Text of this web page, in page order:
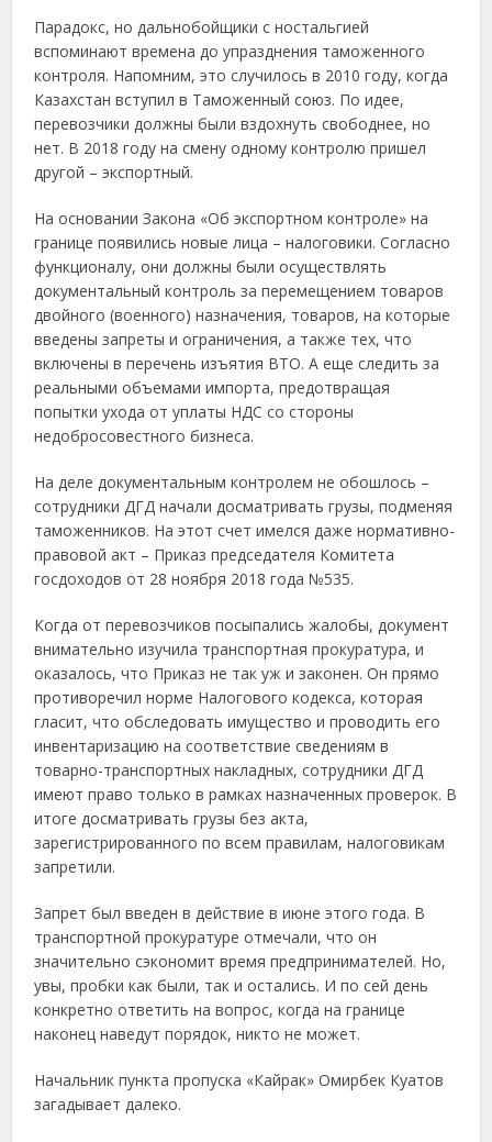
Парадокс, но дальнобойщики с ностальгией
вспоминают времена до упразднения таможенного
контроля. Напомним, это случилось в 2010 году, когда
Казахстан вступил в Таможенный союз. По идее,
перевозчики должны были вздохнуть свободнее, но
нет. В 2018 году на смену одному контролю пришел
другой – экспортный.
На основании Закона «Об экспортном контроле» на
границе появились новые лица – налоговики. Согласно
функционалу, они должны были осуществлять
документальный контроль за перемещением товаров
двойного (военного) назначения, товаров, на которые
введены запреты и ограничения, а также тех, что
включены в перечень изъятия ВТО. А еще следить за
реальными объемами импорта, предотвращая
попытки ухода от уплаты НДС со стороны
недобросовестного бизнеса.
На деле документальным контролем не обошлось –
сотрудники ДГД начали досматривать грузы, подменяя
таможенников. На этот счет имелся даже нормативно-
правовой акт – Приказ председателя Комитета
госдоходов от 28 ноября 2018 года №535.
Когда от перевозчиков посыпались жалобы, документ
внимательно изучила транспортная прокуратура, и
оказалось, что Приказ не так уж и законен. Он прямо
противоречил норме Налогового кодекса, которая
гласит, что обследовать имущество и проводить его
инвентаризацию на соответствие сведениям в
товарно-транспортных накладных, сотрудники ДГД
имеют право только в рамках назначенных проверок. В
итоге досматривать грузы без акта,
зарегистрированного по всем правилам, налоговикам
запретили.
Запрет был введен в действие в июне этого года. В
транспортной прокуратуре отмечали, что он
значительно сэкономит время предпринимателей. Но,
увы, пробки как были, так и остались. И по сей день
конкретно ответить на вопрос, когда на границе
наконец наведут порядок, никто не может.
Начальник пункта пропуска «Кайрак» Омирбек Куатов
загадывает далеко.